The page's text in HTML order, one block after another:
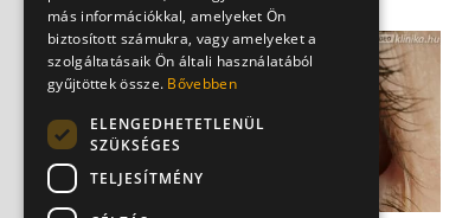
más információkkal, amelyeket Ön
biztosított számukra, vagy amelyeket a
szolgáltatásaik Ön általi használatából
gyűjtöttek össze. Bővebben
ELENGEDHETETLENÜL
SZÜKSÉGES
TELJESÍTMÉNY